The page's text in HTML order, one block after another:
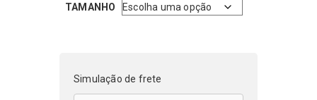
TAMANHO
Simulação de frete